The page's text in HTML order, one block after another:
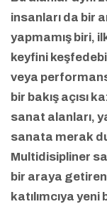
insanları da bir
yapmamış biri,
keyfini
veya
bir bakış açısı
sanat alanları,
sanata merak
Multidisipliner
bir araya
katılımcıya